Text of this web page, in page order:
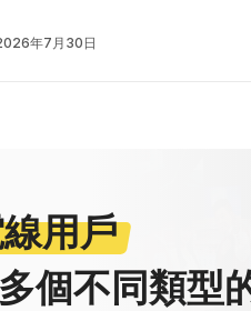
年7月30日
用戶
個不同類型